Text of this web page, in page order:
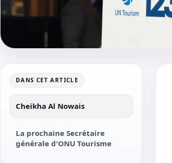
DANS CET ARTICLE
Cheikha Al Nowais
La prochaine Secrétaire
générale d'ONU Tourisme